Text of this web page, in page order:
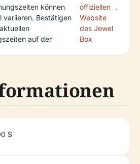
können
variieren. Bestätigen
auf der
offiziellen
Website
des Jewel
Box
.
$